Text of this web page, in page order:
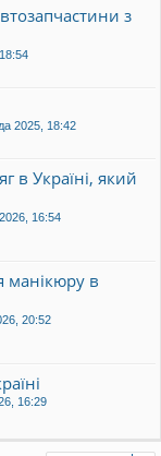
з
2025, 18:42
в Україні, який
16:54
манікюру в
20:52
16:29